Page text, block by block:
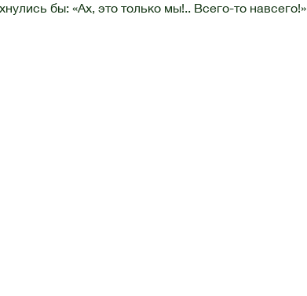
бы: «Ах, это только мы!.. Всего-то навсего!»